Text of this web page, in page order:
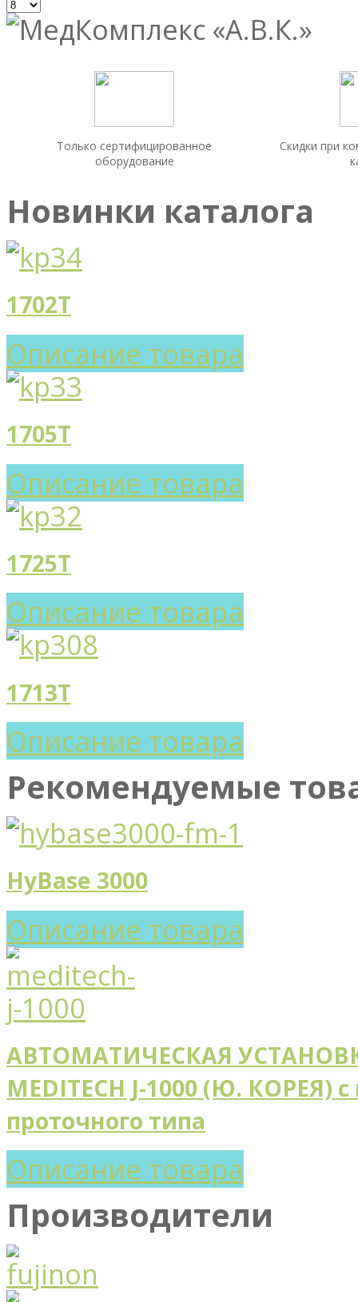
Только сертифицированное
оборудование
Скидки при
Новинки каталога
1702T
Описание товара
1705T
Описание товара
1725T
Описание товара
1713T
Описание товара
Рекомендуемые
HyBase 3000
Описание товара
АВТОМАТИЧЕСКАЯ
MEDITECH J-1000 (Ю.
проточного типа
Описание товара
Производители